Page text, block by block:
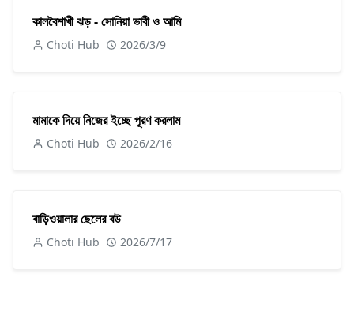
কালবৈশাখী ঝড় - সোনিয়া ভাবী ও আমি
Choti Hub 2026/3/9
মামাকে দিয়ে নিজের ইচ্ছে পূরণ করলাম
Choti Hub 2026/2/16
বাড়িওয়ালার ছেলের বউ
Choti Hub 2026/7/17